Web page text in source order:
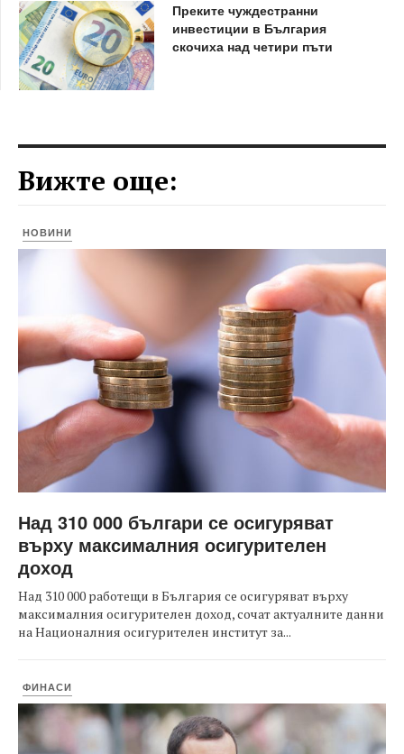
Преките чуждестранни
инвестиции в България
скочиха над четири пъти
Вижте още:
НОВИНИ
Над 310 000 българи се осигуряват
върху максималния осигурителен
доход
Над 310 000 работещи в България се осигуряват върху
максималния осигурителен доход, сочат актуалните данни
на Националния осигурителен институт за...
ФИНАСИ